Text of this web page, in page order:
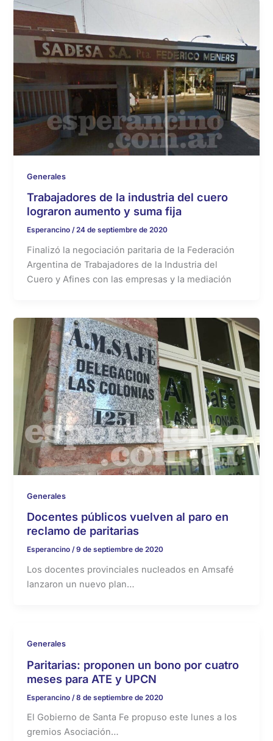
Generales
Trabajadores de la industria del cuero
lograron aumento y suma fija
Esperancino/24 de septiembre de 2020
Finalizó la negociación paritaria de la Federación
Argentina de Trabajadores de la Industria del
Cuero y Afines con las empresas y la mediación
Generales
Docentes públicos vuelven al paro en
reclamo de paritarias
Esperancino/9 de septiembre de 2020
Los docentes provinciales nucleados en Amsafé
lanzaron un nuevo plan…
Generales
Paritarias: proponen un bono por cuatro
meses para ATE y UPCN
Esperancino /8 de septiembre de 2020
El Gobierno de Santa Fe propuso este lunes a los
gremios Asociación…